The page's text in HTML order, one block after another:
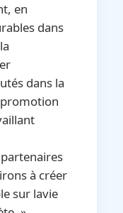
en
dans
dans la
à créer
sur lavie